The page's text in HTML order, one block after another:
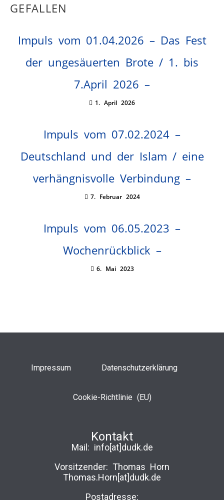
GEFALLEN
Impuls vom 01.04.2026 – Das Fest
der ungesäuerten Brote / 1. bis
7.April 2026 –
1. April 2026
Impuls vom 07.02.2024 –
Deutschland und der Islam / eine
verhängnisvolle Verbindung –
7. Februar 2024
Impuls vom 06.05.2023 –
Wochenrückblick –
6. Mai 2023
Impressum Datenschutzerklärung
Cookie-Richtlinie (EU)
Kontakt
Mail: info[at]dudk.de
Vorsitzender: Thomas Horn
Thomas.Horn[at]dudk.de
Postadresse: